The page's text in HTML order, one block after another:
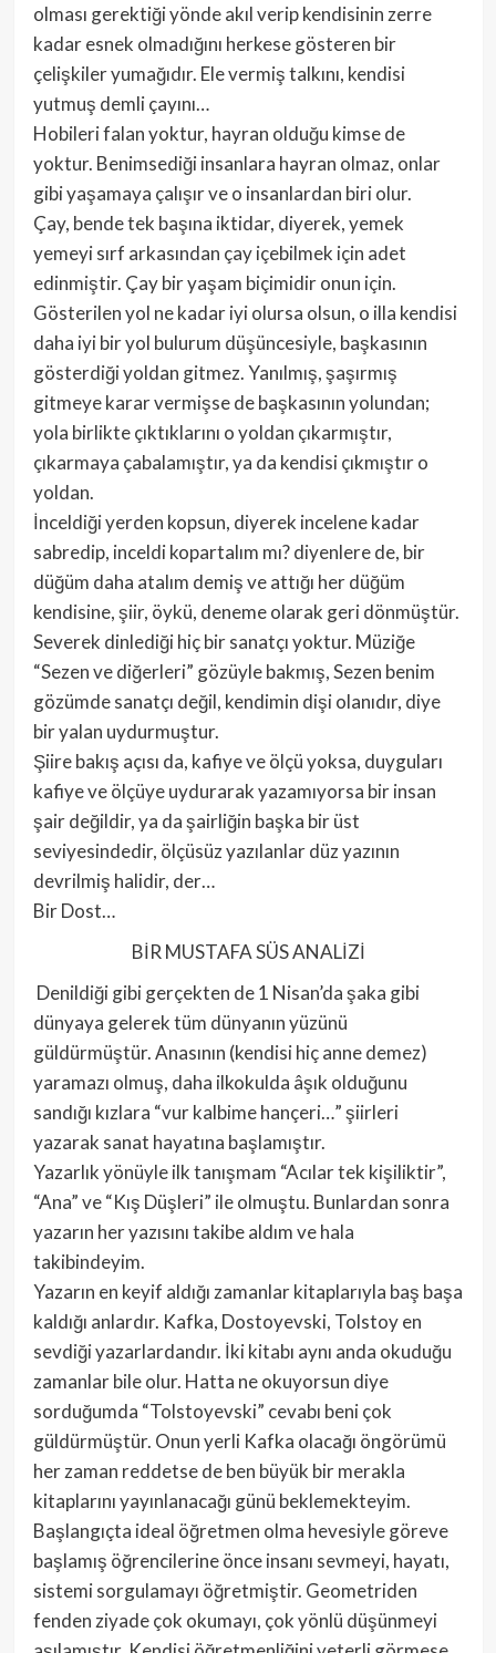
olması gerektiği yönde akıl verip kendisinin zerre
kadar esnek olmadığını herkese gösteren bir
çelişkiler yumağıdır. Ele vermiş talkını, kendisi
yutmuş demli çayını…
Hobileri falan yoktur, hayran olduğu kimse de
yoktur. Benimsediği insanlara hayran olmaz, onlar
gibi yaşamaya çalışır ve o insanlardan biri olur.
Çay, bende tek başına iktidar, diyerek, yemek
yemeyi sırf arkasından çay içebilmek için adet
edinmiştir. Çay bir yaşam biçimidir onun için.
Gösterilen yol ne kadar iyi olursa olsun, o illa kendisi
daha iyi bir yol bulurum düşüncesiyle, başkasının
gösterdiği yoldan gitmez. Yanılmış, şaşırmış
gitmeye karar vermişse de başkasının yolundan;
yola birlikte çıktıklarını o yoldan çıkarmıştır,
çıkarmaya çabalamıştır, ya da kendisi çıkmıştır o
yoldan.
İnceldiği yerden kopsun, diyerek incelene kadar
sabredip, inceldi kopartalım mı? diyenlere de, bir
düğüm daha atalım demiş ve attığı her düğüm
kendisine, şiir, öykü, deneme olarak geri dönmüştür.
Severek dinlediği hiç bir sanatçı yoktur. Müziğe
“Sezen ve diğerleri” gözüyle bakmış, Sezen benim
gözümde sanatçı değil, kendimin dişi olanıdır, diye
bir yalan uydurmuştur.
Şiire bakış açısı da, kafiye ve ölçü yoksa, duyguları
kafiye ve ölçüye uydurarak yazamıyorsa bir insan
şair değildir, ya da şairliğin başka bir üst
seviyesindedir, ölçüsüz yazılanlar düz yazının
devrilmiş halidir, der…
Bir Dost…
BİR MUSTAFA SÜS ANALİZİ
Denildiği gibi gerçekten de 1 Nisan’da şaka gibi
dünyaya gelerek tüm dünyanın yüzünü
güldürmüştür. Anasının (kendisi hiç anne demez)
yaramazı olmuş, daha ilkokulda âşık olduğunu
sandığı kızlara “vur kalbime hançeri…” şiirleri
yazarak sanat hayatına başlamıştır.
Yazarlık yönüyle ilk tanışmam “Acılar tek kişiliktir”,
“Ana” ve “Kış Düşleri” ile olmuştu. Bunlardan sonra
yazarın her yazısını takibe aldım ve hala
takibindeyim.
Yazarın en keyif aldığı zamanlar kitaplarıyla baş başa
kaldığı anlardır. Kafka, Dostoyevski, Tolstoy en
sevdiği yazarlardandır. İki kitabı aynı anda okuduğu
zamanlar bile olur. Hatta ne okuyorsun diye
sorduğumda “Tolstoyevski” cevabı beni çok
güldürmüştür. Onun yerli Kafka olacağı öngörümü
her zaman reddetse de ben büyük bir merakla
kitaplarını yayınlanacağı günü beklemekteyim.
Başlangıçta ideal öğretmen olma hevesiyle göreve
başlamış öğrencilerine önce insanı sevmeyi, hayatı,
sistemi sorgulamayı öğretmiştir. Geometriden
fenden ziyade çok okumayı, çok yönlü düşünmeyi